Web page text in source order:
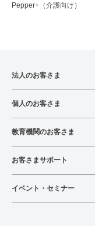
Pepper+（介護向け）
法人のお客さま
個人のお客さま
教育機関のお客さま
お客さまサポート
イベント・セミナー